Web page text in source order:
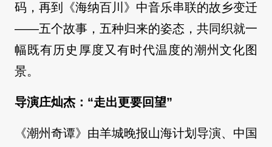
码，再到《海纳百川》中音乐串联的故乡变迁
——五个故事，五种归来的姿态，共同织就一
幅既有历史厚度又有时代温度的潮州文化图
景。
导演庄灿杰：“走出更要回望”
《潮州奇谭》由羊城晚报山海计划导演、中国